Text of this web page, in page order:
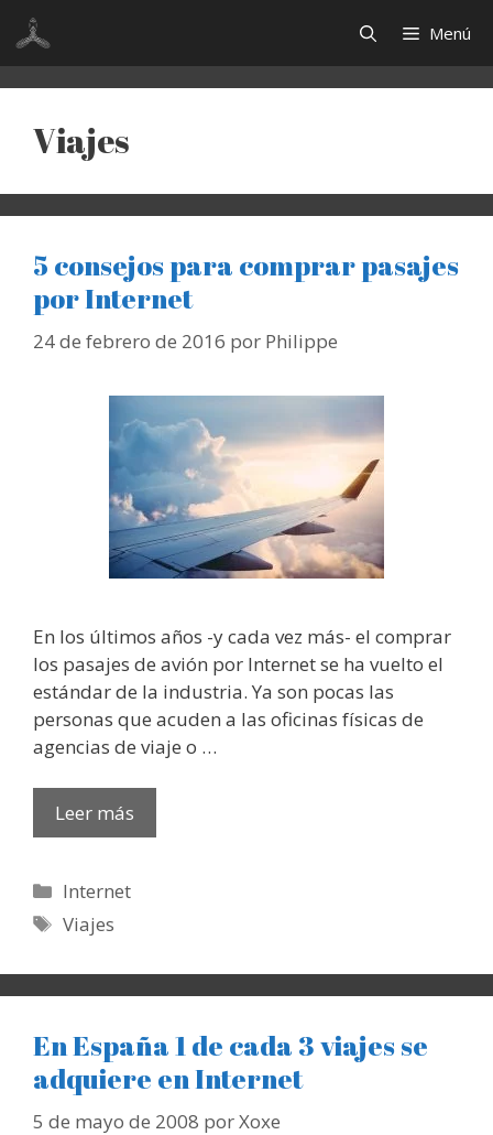
Saltar
contenido
Menú
Viajes
5 consejos para comprar pasajes
por Internet
24 de febrero de 2016 por Philippe
En los últimos años -y cada vez más- el comprar
los pasajes de avión por Internet se ha vuelto el
estándar de la industria. Ya son pocas las
personas que acuden a las oficinas físicas de
agencias de viaje o …
Leer más
Categorías
Internet
Etiquetas
Viajes
En España 1 de cada 3 viajes se
adquiere en Internet
5 de mayo de 2008 porXoxe